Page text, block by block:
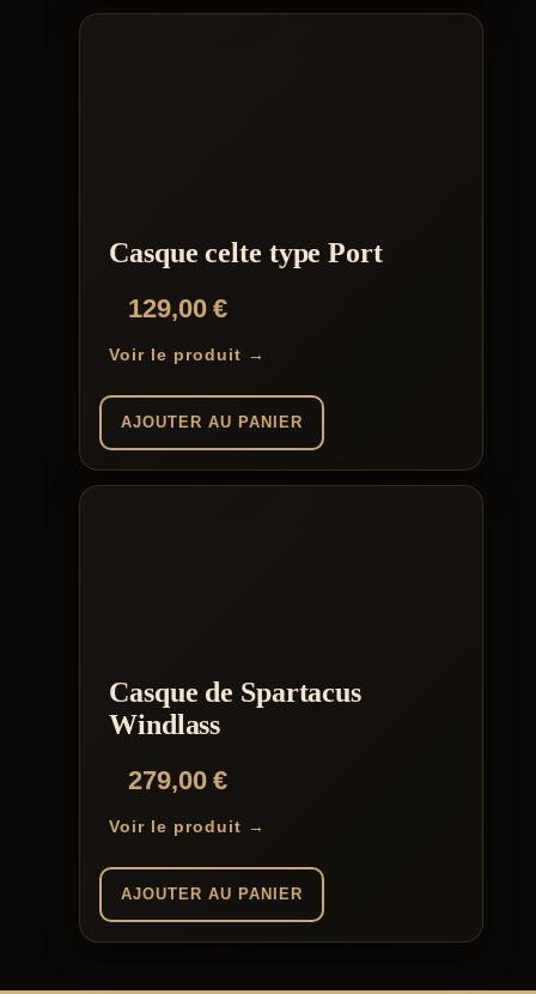
Casque celte type Port
129,00€
Voir le produit →
AJOUTER AU PANIER
Casque de Spartacus
Windlass
279,00€
Voir le produit →
AJOUTER AU PANIER